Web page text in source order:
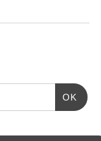
OK